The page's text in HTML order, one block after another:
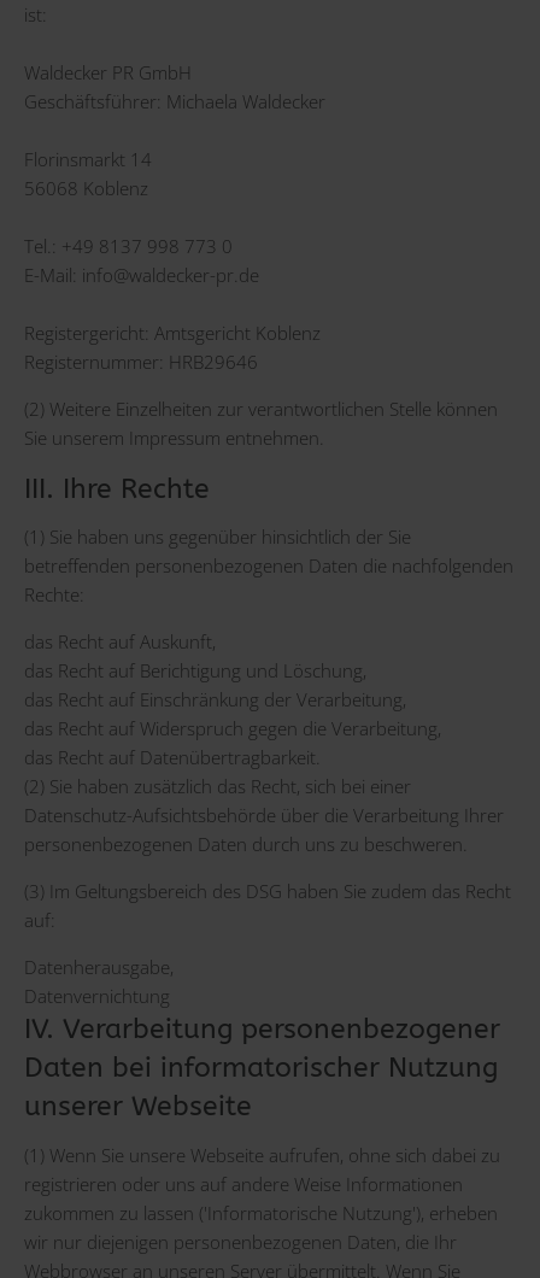
ist:
Waldecker PR GmbH
Geschäftsführer: Michaela Waldecker
Florinsmarkt 14
56068 Koblenz
Tel.: +49 8137 998 773 0
E-Mail: info@waldecker-pr.de
Registergericht: Amtsgericht Koblenz
Registernummer: HRB29646
(2) Weitere Einzelheiten zur verantwortlichen Stelle können
Sie unserem Impressum entnehmen.
III. Ihre Rechte
(1) Sie haben uns gegenüber hinsichtlich der Sie
betreffenden personenbezogenen Daten die nachfolgenden
Rechte:
das Recht auf Auskunft,
das Recht auf Berichtigung und Löschung,
das Recht auf Einschränkung der Verarbeitung,
das Recht auf Widerspruch gegen die Verarbeitung,
das Recht auf Datenübertragbarkeit.
(2) Sie haben zusätzlich das Recht, sich bei einer
Datenschutz-Aufsichtsbehörde über die Verarbeitung Ihrer
personenbezogenen Daten durch uns zu beschweren.
(3) Im Geltungsbereich des DSG haben Sie zudem das Recht
auf:
Datenherausgabe,
Datenvernichtung
IV. Verarbeitung personenbezogener
Daten bei informatorischer Nutzung
unserer Webseite
(1) Wenn Sie unsere Webseite aufrufen, ohne sich dabei zu
registrieren oder uns auf andere Weise Informationen
zukommen zu lassen ('Informatorische Nutzung'), erheben
wir nur diejenigen personenbezogenen Daten, die Ihr
Webbrowser an unseren Server übermittelt. Wenn Sie